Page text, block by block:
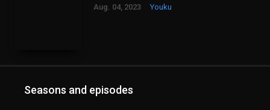
Aug. 04, 2023 Youku
Seasons and episodes